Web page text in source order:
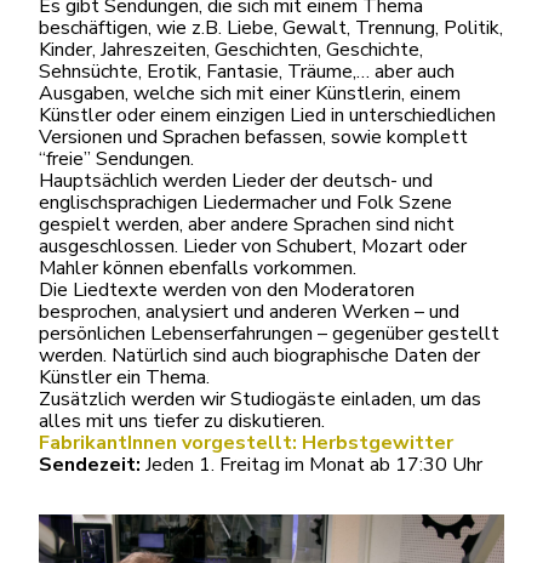
Es gibt Sendungen, die sich mit einem Thema
beschäftigen, wie z.B. Liebe, Gewalt, Trennung, Politik,
Kinder, Jahreszeiten, Geschichten, Geschichte,
Sehnsüchte, Erotik, Fantasie, Träume,… aber auch
Ausgaben, welche sich mit einer Künstlerin, einem
Künstler oder einem einzigen Lied in unterschiedlichen
Versionen und Sprachen befassen, sowie komplett
“freie” Sendungen.
Hauptsächlich werden Lieder der deutsch- und
englischsprachigen Liedermacher und Folk Szene
gespielt werden, aber andere Sprachen sind nicht
ausgeschlossen. Lieder von Schubert, Mozart oder
Mahler können ebenfalls vorkommen.
Die Liedtexte werden von den Moderatoren
besprochen, analysiert und anderen Werken – und
persönlichen Lebenserfahrungen – gegenüber gestellt
werden. Natürlich sind auch biographische Daten der
Künstler ein Thema.
Zusätzlich werden wir Studiogäste einladen, um das
alles mit uns tiefer zu diskutieren.
FabrikantInnen vorgestellt: Herbstgewitter
Sendezeit: Jeden 1. Freitag im Monat ab 17:30 Uhr